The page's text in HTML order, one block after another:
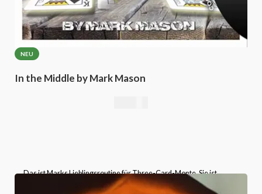
NEU
In the Middle by Mark Mason
„Das ist Marks Lieblingsroutine für Three-Card-Monte. Sie ist
unglaublich einfach vorzuführen und hat trotzdem eine Wirkung, die